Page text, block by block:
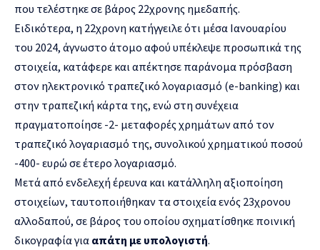
που τελέστηκε σε βάρος 22χρονης ημεδαπής.
Ειδικότερα, η 22χρονη κατήγγειλε ότι μέσα Ιανουαρίου
του 2024, άγνωστο άτομο αφού υπέκλεψε προσωπικά της
στοιχεία, κατάφερε και απέκτησε παράνομα πρόσβαση
στον ηλεκτρονικό τραπεζικό λογαριασμό (e-banking) και
στην τραπεζική κάρτα της, ενώ στη συνέχεια
πραγματοποίησε -2- μεταφορές χρημάτων από τον
τραπεζικό λογαριασμό της, συνολικού χρηματικού ποσού
-400- ευρώ σε έτερο λογαριασμό.
Μετά από ενδελεχή έρευνα και κατάλληλη αξιοποίηση
στοιχείων, ταυτοποιήθηκαν τα στοιχεία ενός 23χρονου
αλλοδαπού, σε βάρος του οποίου σχηματίσθηκε ποινική
δικογραφία για απάτη με υπολογιστή.